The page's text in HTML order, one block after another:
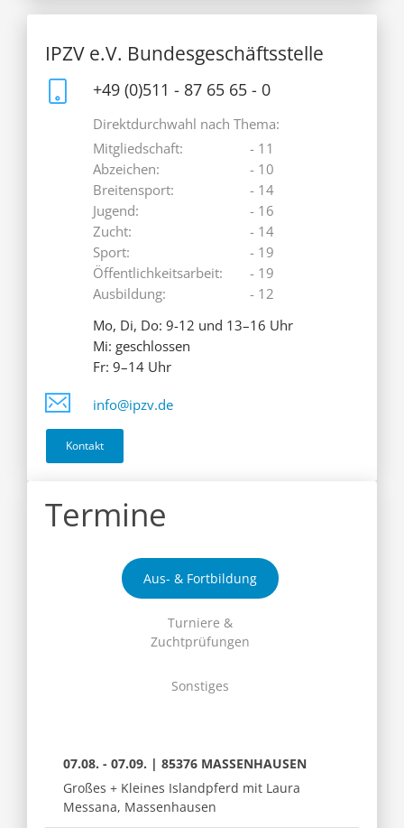
IPZV e.V. Bundesgeschäftsstelle
+49 (0)511 - 87 65 65 - 0
Direktdurchwahl nach Thema:
Mitgliedschaft:
Abzeichen:
Breitensport:
Jugend:
Zucht:
Sport:
Öffentlichkeitsarbeit:
Ausbildung:
- 11
- 10
- 14
- 16
- 14
- 19
- 19
- 12
Mo, Di, Do: 9-12 und 13–16 Uhr
Mi: geschlossen
Fr: 9–14 Uhr
info@ipzv.de
Kontakt
Termine
Aus- & Fortbildung
Turniere &
Zuchtprüfungen
Sonstiges
07.08. - 07.09. | 85376 MASSENHAUSEN
Großes + Kleines Islandpferd mit Laura
Messana, Massenhausen